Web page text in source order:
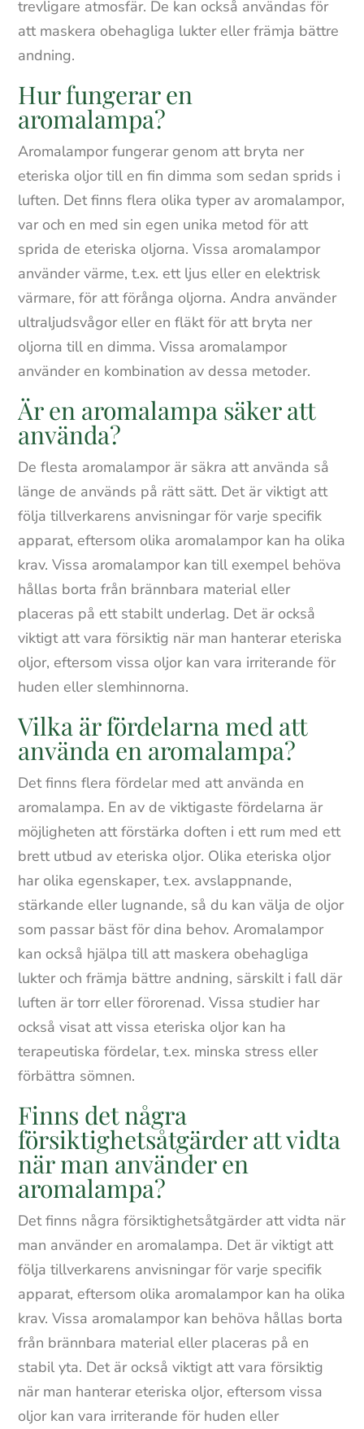
trevligare atmosfär. De kan också användas för
att maskera obehagliga lukter eller främja bättre
andning.
Hur fungerar en
aromalampa?
Aromalampor fungerar genom att bryta ner
eteriska oljor till en fin dimma som sedan sprids i
luften. Det finns flera olika typer av aromalampor,
var och en med sin egen unika metod för att
sprida de eteriska oljorna. Vissa aromalampor
använder värme, t.ex. ett ljus eller en elektrisk
värmare, för att förånga oljorna. Andra använder
ultraljudsvågor eller en fläkt för att bryta ner
oljorna till en dimma. Vissa aromalampor
använder en kombination av dessa metoder.
Är en aromalampa säker att
använda?
De flesta aromalampor är säkra att använda så
länge de används på rätt sätt. Det är viktigt att
följa tillverkarens anvisningar för varje specifik
apparat, eftersom olika aromalampor kan ha olika
krav. Vissa aromalampor kan till exempel behöva
hållas borta från brännbara material eller
placeras på ett stabilt underlag. Det är också
viktigt att vara försiktig när man hanterar eteriska
oljor, eftersom vissa oljor kan vara irriterande för
huden eller slemhinnorna.
Vilka är fördelarna med att
använda en aromalampa?
Det finns flera fördelar med att använda en
aromalampa. En av de viktigaste fördelarna är
möjligheten att förstärka doften i ett rum med ett
brett utbud av eteriska oljor. Olika eteriska oljor
har olika egenskaper, t.ex. avslappnande,
stärkande eller lugnande, så du kan välja de oljor
som passar bäst för dina behov. Aromalampor
kan också hjälpa till att maskera obehagliga
lukter och främja bättre andning, särskilt i fall där
luften är torr eller förorenad. Vissa studier har
också visat att vissa eteriska oljor kan ha
terapeutiska fördelar, t.ex. minska stress eller
förbättra sömnen.
Finns det några
försiktighetsåtgärder att vidta
när man använder en
aromalampa?
Det finns några försiktighetsåtgärder att vidta när
man använder en aromalampa. Det är viktigt att
följa tillverkarens anvisningar för varje specifik
apparat, eftersom olika aromalampor kan ha olika
krav. Vissa aromalampor kan behöva hållas borta
från brännbara material eller placeras på en
stabil yta. Det är också viktigt att vara försiktig
när man hanterar eteriska oljor, eftersom vissa
oljor kan vara irriterande för huden eller